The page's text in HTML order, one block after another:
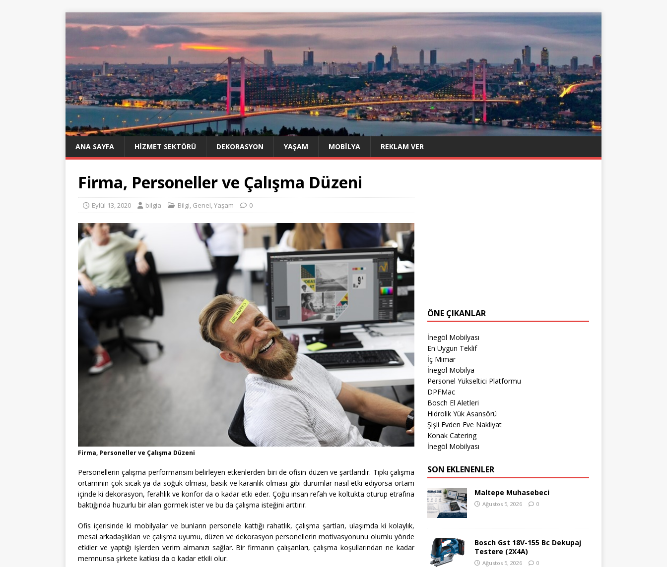
ANA SAYFA HIZMET SEKTÖRÜ DEKORASYON YAŞAM MOBILYA REKLAM VER
Firma, Personeller ve Çalışma Düzeni
Eylül 13, 2020 bilgia Bilgi, Genel,Yaşam 0
Firma, Personeller ve Çalışma Düzeni
Personellerin çalışma performansını belirleyen etkenlerden biri de ofisin düzen ve şartlarıdır. Tıpkı çalışma
ortamının çok sıcak ya da soğuk olması, basık ve karanlık olması gibi durumlar nasıl etki ediyorsa ortam
içinde ki dekorasyon, ferahlık ve konfor da o kadar etki eder. Çoğu insan refah ve koltukta oturup etrafına
baktığında huzurlu bir alan görmek ister ve bu da çalışma isteğini arttırır.
Ofis içerisinde ki mobilyalar ve bunların personele kattığı rahatlık, çalışma şartları, ulaşımda ki kolaylık,
mesai arkadaşlıkları ve çalışma uyumu, düzen ve dekorasyon personellerin motivasyonunu olumlu yönde
etkiler ve yaptığı işlerden verim almanızı sağlar. Bir firmanın çalışanları, çalışma koşullarından ne kadar
memnunsa şirkete katkısı da o kadar etkili olur.
ÖNE ÇIKANLAR
İnegöl Mobilyası
En Uygun Teklif
İç Mimar
İnegöl Mobilya
Personel Yükseltici Platformu
DPFMac
Bosch El Aletleri
Hidrolik Yük Asansörü
Şişli Evden Eve Nakliyat
Konak Catering
İnegöl Mobilyası
SON EKLENENLER
Maltepe Muhasebeci
Ağustos 5, 2026 0
Bosch Gst 18V-155 Bc Dekupaj
Testere (2X4A)
Ağustos 5, 2026 0